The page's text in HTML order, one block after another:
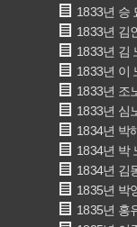
1833년 승
1833년 김
1833년 김
1833년 이
1833년 조
1833년 심
1834년 박
1834년 박
1834년 김
1835년 박
1835년 홍